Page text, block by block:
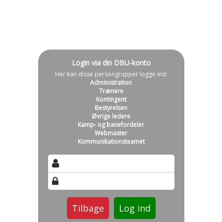
Login via din DBU-konto
Her kan disse persongrupper logge ind:
Administration
Trænere
Kontingent
Bestyrelsen
Øvrige ledere
Kamp- og banefordeler
Webmaster
Kommunikationsteamet
Tilbage